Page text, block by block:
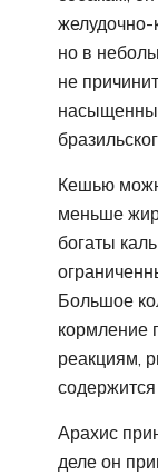
желудочно-
но в
не
Кешью
меньше
богаты
Большое
кормление
реакциям,
Арахис
деле он